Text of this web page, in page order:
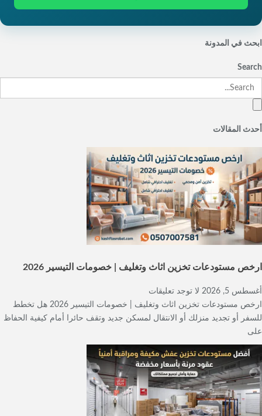
ابحث في المدونة
Search
أحدث المقالات
ارخص مستودعات تخزين اثاث وتغليف | خصومات التيسير 2026
أغسطس 5, 2026
لا توجد تعليقات
ارخص مستودعات تخزين اثاث وتغليف | خصومات التيسير 2026 هل تخطط
للسفر أو تجديد منزلك أو الانتقال لمسكن جديد وتقف حائرا أمام كيفية الحفاظ
على